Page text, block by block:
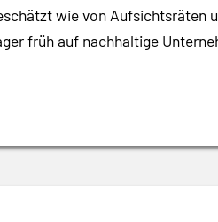
wie von Aufsichtsräten
früh auf nachhaltige